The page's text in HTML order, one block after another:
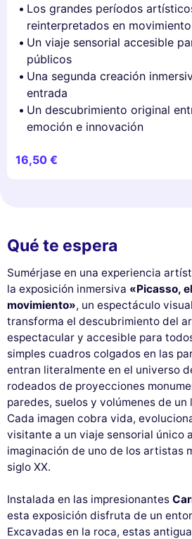
Los grandes períodos
reinterpretados en movimiento
Un viaje sensorial accesible
públicos
Una segunda creación
entrada
Un descubrimiento original
emoción e innovación
16,50 €
Qué te espera
Sumérjase en una experiencia
la exposición inmersiva «Picasso,
movimiento», un espectáculo
transforma el descubrimiento del
espectacular y accesible para
simples cuadros colgados en las
entran literalmente en el universo
rodeados de proyecciones
paredes, suelos y volúmenes de un
Cada imagen cobra vida,
visitante a un viaje sensorial único
imaginación de uno de los artistas
siglo XX.
Instalada en las impresionantes
esta exposición disfruta de un
Excavadas en la roca, estas